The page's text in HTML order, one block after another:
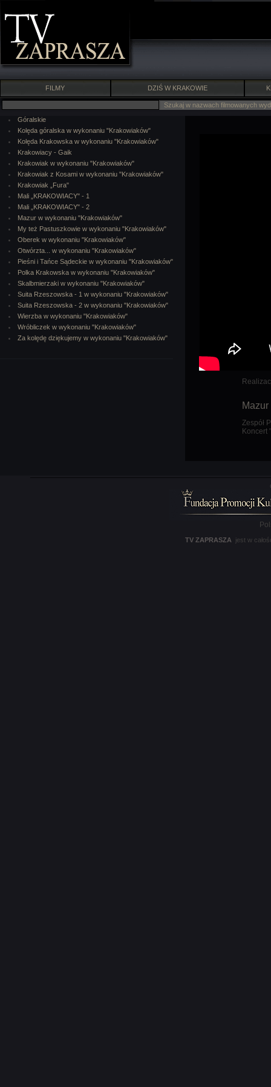
FILMY DZIŚ W KRAKOWIE
Góralskie
Kolęda góralska w wykonaniu "Krakowiaków"
Kolęda Krakowska w wykonaniu "Krakowiaków"
Krakowiacy - Gaik
Krakowiak w wykonaniu "Krakowiaków"
Krakowiak z Kosami w wykonaniu "Krakowiaków"
Krakowiak „Fura"
Mali „KRAKOWIACY" - 1
Mali „KRAKOWIACY" - 2
Mazur w wykonaniu "Krakowiaków"
My też Pastuszkowie w wykonaniu "Krakowiaków"
Oberek w wykonaniu "Krakowiaków"
Otwórzta... w wykonaniu "Krakowiaków"
Pieśni i Tańce Sądeckie w wykonaniu "Krakowiaków"
Polka Krakowska w wykonaniu "Krakowiaków"
Skalbmierzaki w wykonaniu "Krakowiaków"
Suita Rzeszowska - 1 w wykonaniu "Krakowiaków"
Suita Rzeszowska - 2 w wykonaniu "Krakowiaków"
Wierzba w wykonaniu "Krakowiaków"
Wróbliczek w wykonaniu "Krakowiaków"
Za kolędę dziękujemy w wykonaniu "Krakowiaków"
Zespół
Koncert
TV ZAPRASZA jest w